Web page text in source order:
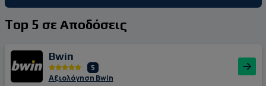
Top 5 σε Αποδόσεις
Bwin
5
Αξιολόγηση Bwin